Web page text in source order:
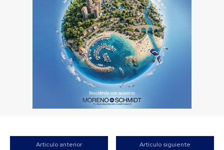
Artículo anterior Artículo siguiente